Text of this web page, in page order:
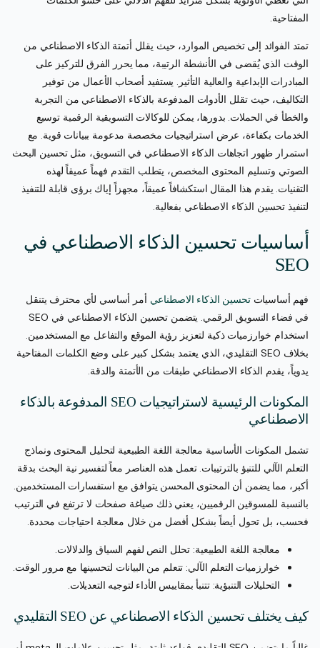
المفتاحية.
تمتد الفوائد إلى تخصيص الموارد، حيث يقلل أتمتة الذكاء الاصطناعي من
الوقت الذي يُقضى في الأنشطة الرتيبة، مما يحرر الفرق للتركيز على
المبادرات الإبداعية والعالية التأثير. يستفيد أصحاب الأعمال من توفير
التكاليف، حيث تقلل الأدوات المدفوعة بالذكاء الاصطناعي من التجربة
والخطأ في الحملات. بدورها، يمكن للوكالات التسويقية الرقمية توسيع
الخدمات بكفاءة، عرض استراتيجيات مخصصة مدعومة ببيانات قوية. مع
استمرار ظهور اتجاهات الذكاء الاصطناعي في التسويق، مثل تحسين البحث
الصوتي وتسليم المحتوى المخصص، يتطلب التقدم فهماً عميقاً لهذه
التقنيات. يقدم هذا المقال استكشافاً عميقاً، مجهزاً إياك برؤى قابلة للتنفيذ
لتنفيذ تحسين الذكاء الاصطناعي بفعالية.
أساسيات تحسين الذكاء الاصطناعي في
SEO
فهم أساسياتتحسين الذكاء الاصطناعي أمر أساسي لأي محترف يتنقل
في فضاء التسويق الرقمي. يتضمن تحسين الذكاء الاصطناعي في SEO
استخدام خوارزميات ذكية لتعزيز رؤية الموقع والتفاعل مع المستخدمين.
بخلاف SEO التقليدي، الذي يعتمد بشكل كبير على وضع الكلمات المفتاحية
يدوياً، يقدم الذكاء الاصطناعي طبقات من الأتمتة والدقة.
المكونات الرئيسية لاستراتيجيات SEO المدفوعة بالذكاء
الاصطناعي
تشمل المكونات الأساسية معالجة اللغة الطبيعية لتحليل المحتوى ونماذج
التعلم الآلي للتنبؤ بالترتيبات. تعمل هذه العناصر معاً لتفسير نية البحث بدقة
أكبر، مما يضمن أن المحتوى المحسن يتوافق مع استفسارات المستخدمين.
بالنسبة للمسوقين الرقميين، يعني ذلك صياغة صفحات لا ترتفع في الترتيب
فحسب، بل تحول أيضاً بشكل أفضل من خلال معالجة احتياجات محددة.
معالجة اللغة الطبيعية: تحلل النص لفهم السياق والدلالات.
خوارزميات التعلم الآلي: تتعلم من البيانات لتحسينها مع مرور الوقت.
التحليلات التنبؤية: تتنبأ بمقاييس الأداء لتوجيه التعديلات.
كيف يختلف تحسين الذكاء الاصطناعي عن SEO التقليدي